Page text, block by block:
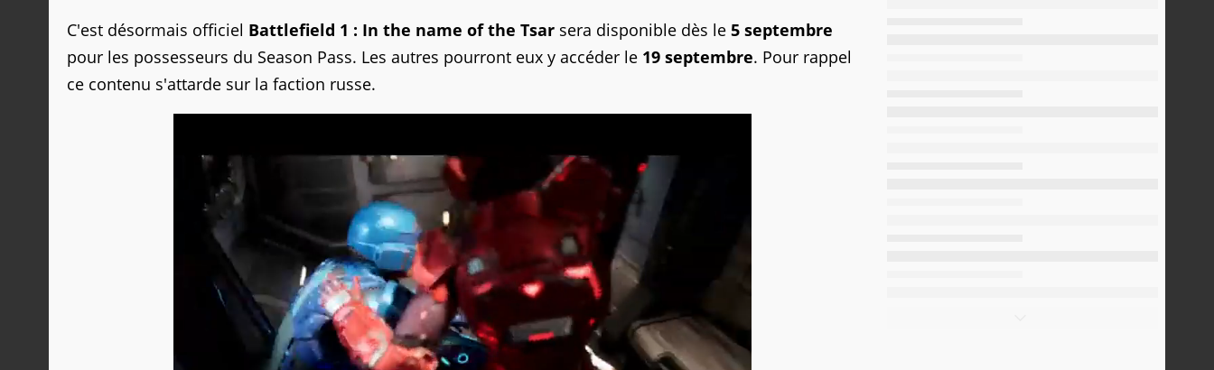
C'est désormais officiel Battlefield 1 : In the name of the Tsar sera disponible dès le 5 septembre
pour les possesseurs du Season Pass. Les autres pourront eux y accéder le 19 septembre. Pour rappel
ce contenu s'attarde sur la faction russe.